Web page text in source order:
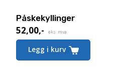
Påskekyllinger
52,00,- eks. mva.
Legg i kurv